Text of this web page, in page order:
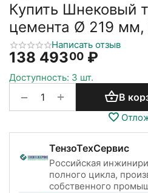
Купить Шнековый
цемента Ø 219 мм,
Написать отзыв
138 49300 ₽
Доступность: 3 шт.
+
− В
ТензоТехСервис
Российская
полного цикла,
собственного